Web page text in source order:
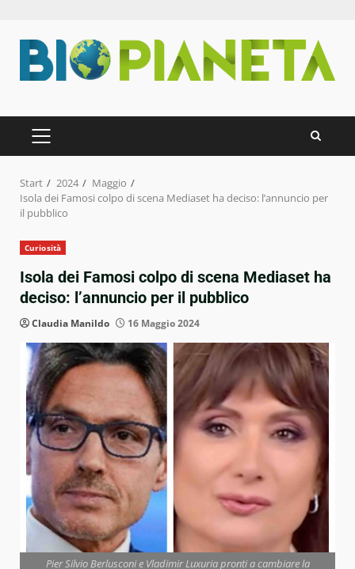
Inhalt
springen
PRIMÄRES
MENÜ
Start 2024
Maggio
Isola dei Famosi colpo di scena Mediaset ha deciso: l’annuncio per
il pubblico
Curiosità
Isola dei Famosi colpo di scena Mediaset ha
deciso: l’annuncio per il pubblico
Claudia Manildo 16 Maggio 2024
Pier Silvio Berlusconi e Vladimir Luxuria pronti a cambiare la